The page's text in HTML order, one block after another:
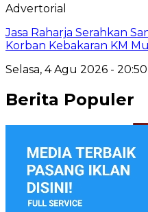
Advertorial
Jasa Raharja Serahkan
Korban Kebakaran KM
Selasa, 4 Agu 2026 -
Berita Populer